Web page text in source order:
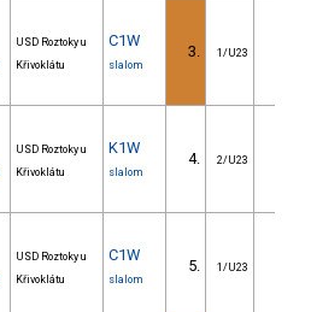
USD Roztoky u
Křivoklátu
C1W
slalom
3. 1/U23
USD Roztoky u
Křivoklátu
K1W
slalom
4. 2/U23
USD Roztoky u
Křivoklátu
C1W
slalom
5. 1/U23